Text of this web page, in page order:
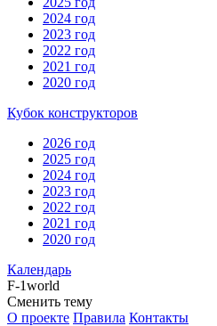
2024 год
2023 год
2022 год
2021 год
2020 год
Кубок конструкторов
2026 год
2025 год
2024 год
2023 год
2022 год
2021 год
2020 год
Календарь
F-1world
Сменить тему
О проекте Правила Контакты